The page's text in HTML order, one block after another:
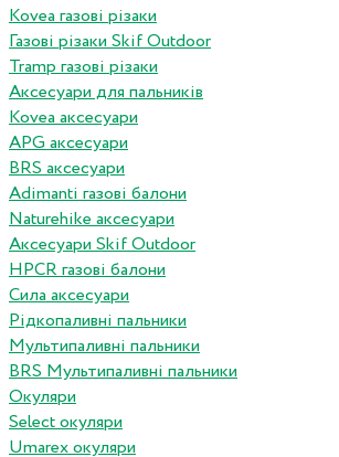
Kovea газові різаки
Газові різаки Skif Outdoor
Tramp газові різаки
Аксесуари для пальників
Kovea аксесуари
APG аксесуари
BRS аксесуари
Adimanti газові балони
Naturehike аксесуари
Аксесуари Skif Outdoor
HPCR газові балони
Сила аксесуари
Рідкопаливні пальники
Мультипаливні пальники
BRS Мультипаливні пальники
Окуляри
Select окуляри
Umarex окуляри